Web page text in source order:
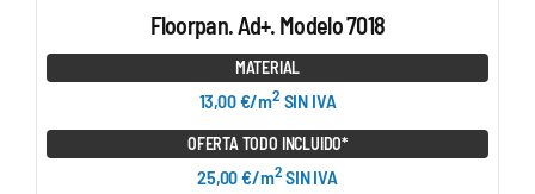
Floorpan. Ad+. Modelo 7018
MATERIAL
13,00 €/m2 SIN IVA
OFERTA TODO INCLUIDO*
25,00 €/m2SIN IVA